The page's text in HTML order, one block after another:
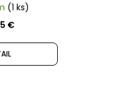
(1 ks)
€